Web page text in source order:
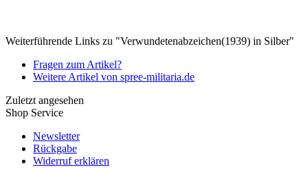
Weiterführende Links zu "Verwundetenabzeichen(1939) in Silber"
Fragen zum Artikel?
Weitere Artikel von spree-militaria.de
Zuletzt angesehen
Shop Service
Newsletter
Rückgabe
Widerruf erklären